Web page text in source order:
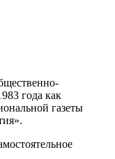
года как
газеты